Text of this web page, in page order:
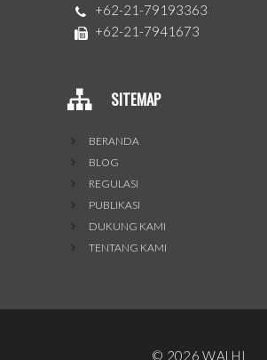
+62-21-79193363
+62-21-7941673
SITEMAP
BERANDA
BLOG
REGULASI
PUBLIKASI
DUKUNG KAMI
TENTANG KAMI
© 2026 WALHI